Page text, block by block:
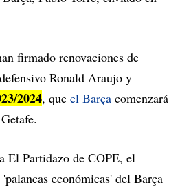
firmado renovaciones de
Ronald Araujo y
2024, que el Barça comenzará
El Partidazo de COPE, el
económicas' del Barça